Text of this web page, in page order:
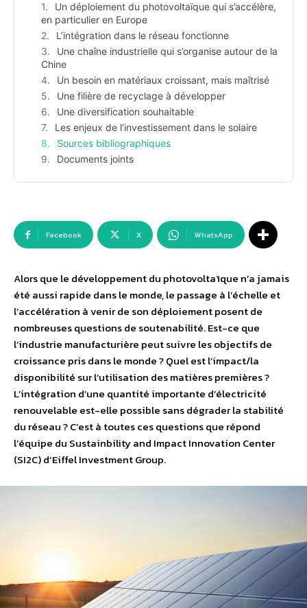
Un déploiement du photovoltaïque qui s’accélère,
en particulier en Europe
L’intégration dans le réseau fonctionne
Une chaîne industrielle qui s’organise autour de la
Chine
Un besoin en matériaux croissant, mais maîtrisé
Une filière de recyclage à développer
Une diversification souhaitable
Les enjeux de l’investissement dans le solaire
Sources bibliographiques
Documents joints
Facebook X WhatsApp
Alors que le développement du photovoltaïque n’a jamais
été aussi rapide dans le monde, le passage à l’échelle et
l’accélération à venir de son déploiement posent de
nombreuses questions de soutenabilité. Est-ce que
l’industrie manufacturière peut suivre les objectifs de
croissance pris dans le monde ? Quel est l’impact/la
disponibilité sur l’utilisation des matières premières ?
L’intégration d’une quantité importante d’électricité
renouvelable est-elle possible sans dégrader la stabilité
du réseau ? C’est à toutes ces questions que répond
l’équipe du Sustainbility and Impact Innovation Center
(SI2C) d’Eiffel Investment Group.